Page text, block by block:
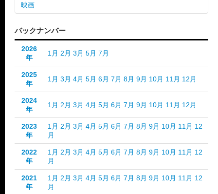
映画
バックナンバー
2026
年
1月 2月 3月 5月 7月
2025
年
1月 3月 4月 5月 6月 7月 8月 9月 10月 11月 12月
2024
年
1月 2月 3月 4月 5月 6月 7月 9月 10月 11月 12月
2023
年
1月 2月 3月 4月 5月 6月 7月 8月 9月 10月 11月 12
月
2022
年
1月 2月 3月 4月 5月 6月 7月 8月 9月 10月 11月 12
月
2021
年
1月 2月 3月 4月 5月 6月 7月 8月 9月 10月 11月 12
月